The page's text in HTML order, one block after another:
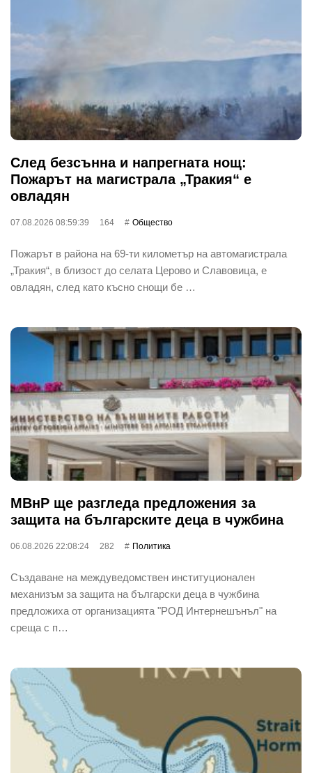
След безсънна и напрегната нощ:
Пожарът на магистрала „Тракия“ е
овладян
07.08.2026 08:59:39 164 Общество
Пожарът в района на 69-ти километър на автомагистрала
„Тракия“, в близост до селата Церово и Славовица, е
овладян, след като късно снощи бе …
МВнР ще разгледа предложения за
защита на българските деца в чужбина
06.08.2026 22:08:24 282 Политика
Създаване на междуведомствен институционален
механизъм за защита на български деца в чужбина
предложиха от организацията "РОД Интернешънъл" на
среща с п…